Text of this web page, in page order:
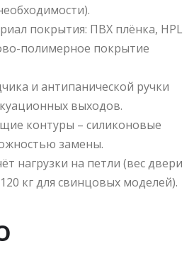
покрытия: ПВХ плёнка, HPL
полимерное покрытие
и антипанической ручки
выходов.
контуры – силиконовые
замены.
нагрузки на петли (вес двери
кг для свинцовых моделей).